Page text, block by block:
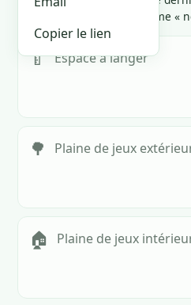
Copier le lien
marque l'équipement comme «
🍼 Espace à langer
🌳 Plaine de jeux
🏠 Plaine de jeux